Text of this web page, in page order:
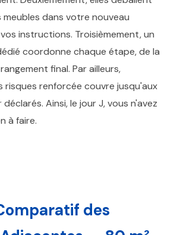
dans votre nouveau
instructions. Troisièmement, un
coordonne chaque étape, de la
final. Par ailleurs,
risques renforcée couvre jusqu'aux
Ainsi, le jour J, vous n'avez
à faire.
des